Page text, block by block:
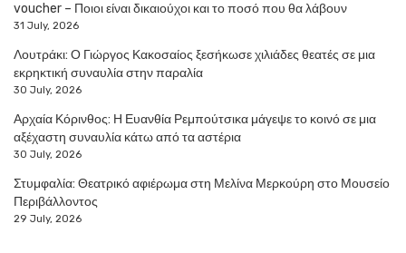
voucher – Ποιοι είναι δικαιούχοι και το ποσό που θα λάβουν
31 July, 2026
Λουτράκι: Ο Γιώργος Κακοσαίος ξεσήκωσε χιλιάδες θεατές σε μια
εκρηκτική συναυλία στην παραλία
30 July, 2026
Αρχαία Κόρινθος: Η Ευανθία Ρεμπούτσικα μάγεψε το κοινό σε μια
αξέχαστη συναυλία κάτω από τα αστέρια
30 July, 2026
Στυμφαλία: Θεατρικό αφιέρωμα στη Μελίνα Μερκούρη στο Μουσείο
Περιβάλλοντος
29 July, 2026